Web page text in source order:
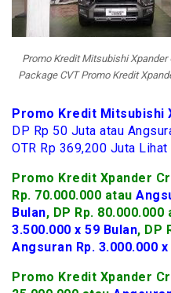
Promo Kredit Mitsubishi Xpander
Package CVT Promo Kredit
Promo Kredit Mitsubishi
DP Rp 50 Juta atau
OTR Rp 369,200 Juta
Promo Kredit Xpander
Rp. 70.000.000 atau
Bulan, DP Rp. 80.000.000
3.500.000 x 59 Bulan, DP
Angsuran Rp. 3.000.000 x
Promo Kredit Xpander